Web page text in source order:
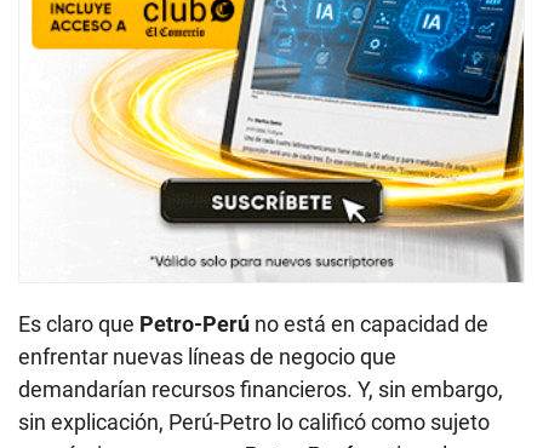
Es claro que Petro-Perú no está en capacidad de
enfrentar nuevas líneas de negocio que
demandarían recursos financieros. Y, sin embargo,
sin explicación, Perú-Petro lo calificó como sujeto